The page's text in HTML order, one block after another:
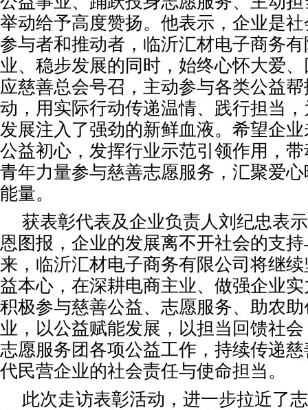
举动给予高度赞扬。他表示，企业是
参与者和推动者，临沂汇材电子商务
业、稳步发展的同时，始终心怀大爱
应慈善总会号召，主动参与各类公益
动，用实际行动传递温情、践行担当
发展注入了强劲的新鲜血液。希望企
公益初心，发挥行业示范引领作用，
青年力量参与慈善志愿服务，汇聚爱
能量。
获表彰代表及企业负责人刘纪忠表
恩图报，企业的发展离不开社会的支
来，临沂汇材电子商务有限公司将继
益本心，在深耕电商主业、做强企业
积极参与慈善公益、志愿服务、助农
业，以公益赋能发展，以担当回馈社
志愿服务团各项公益工作，持续传递
代民营企业的社会责任与使命担当。
此次走访表彰活动，进一步拉近了